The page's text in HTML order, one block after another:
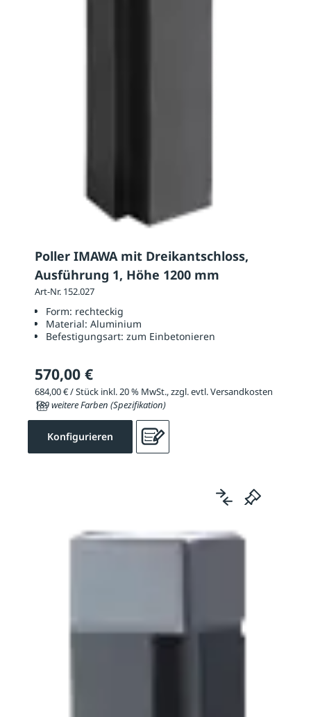
Poller IMAWA mit Dreikantschloss,
Ausführung 1, Höhe 1200 mm
Art-Nr. 152.027
Form: rechteckig
Material: Aluminium
Befestigungsart: zum Einbetonieren
570,00 €
684,00 € / Stück inkl. 20 % MwSt., zzgl. evtl. Versandkosten
189 weitere Farben (Spezifikation)
Konfigurieren